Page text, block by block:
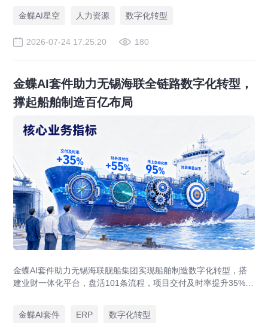
金蝶AI星空
人力资源 数字化转型
2026-07-24 17:25:20 180
金蝶AI套件助力无锡海联全链路数字化转型，
撑起船舶制造百亿布局
金蝶AI套件助力无锡海联舰船集团实现船舶制造数字化转型，搭
建业财一体化平台，盘活101条流程，项目交付及时率提升35%，
金蝶AI套件
ERP 数字化转型